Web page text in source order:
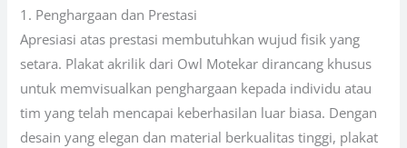
1. Penghargaan dan Prestasi
Apresiasi atas prestasi membutuhkan wujud fisik yang
setara. Plakat akrilik dari Owl Motekar dirancang khusus
untuk memvisualkan penghargaan kepada individu atau
tim yang telah mencapai keberhasilan luar biasa. Dengan
desain yang elegan dan material berkualitas tinggi, plakat